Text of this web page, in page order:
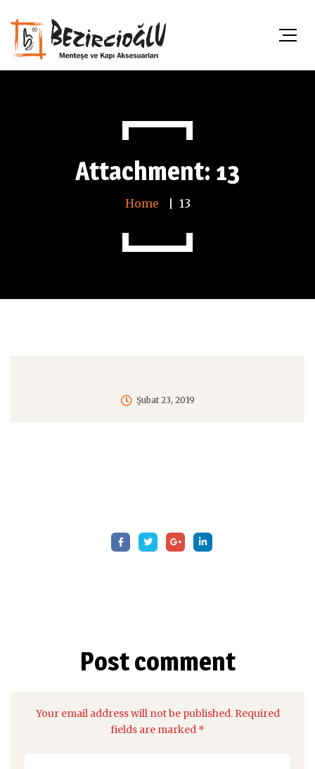
Attachment: 13
Home 13
Şubat 23, 2019
Post comment
Your email address will not be published. Required
fields are marked *